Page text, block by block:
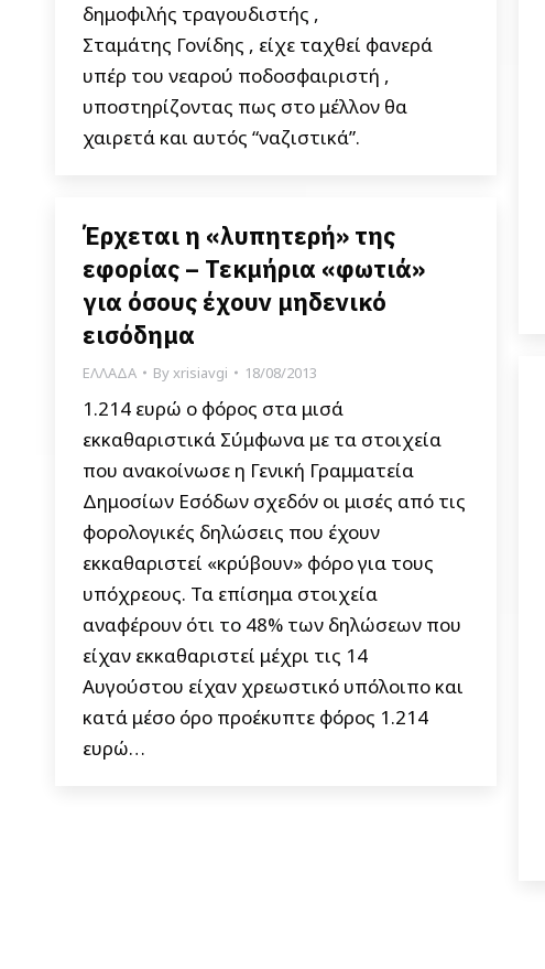
δημοφιλής τραγουδιστής ,
Σταμάτης Γονίδης , είχε ταχθεί φανερά
υπέρ του νεαρού ποδοσφαιριστή ,
υποστηρίζοντας πως στο μέλλον θα
χαιρετά και αυτός “ναζιστικά”.
Έρχεται η «λυπητερή» της
εφορίας – Τεκμήρια «φωτιά»
για όσους έχουν μηδενικό
εισόδημα
ΕΛΛΑΔΑ Byxrisiavgi 18/08/2013
1.214 ευρώ ο φόρος στα μισά
εκκαθαριστικά Σύμφωνα με τα στοιχεία
που ανακοίνωσε η Γενική Γραμματεία
Δημοσίων Εσόδων σχεδόν οι μισές από τις
φορολογικές δηλώσεις που έχουν
εκκαθαριστεί «κρύβουν» φόρο για τους
υπόχρεους. Τα επίσημα στοιχεία
αναφέρουν ότι το 48% των δηλώσεων που
είχαν εκκαθαριστεί μέχρι τις 14
Αυγούστου είχαν χρεωστικό υπόλοιπο και
κατά μέσο όρο προέκυπτε φόρος 1.214
ευρώ…